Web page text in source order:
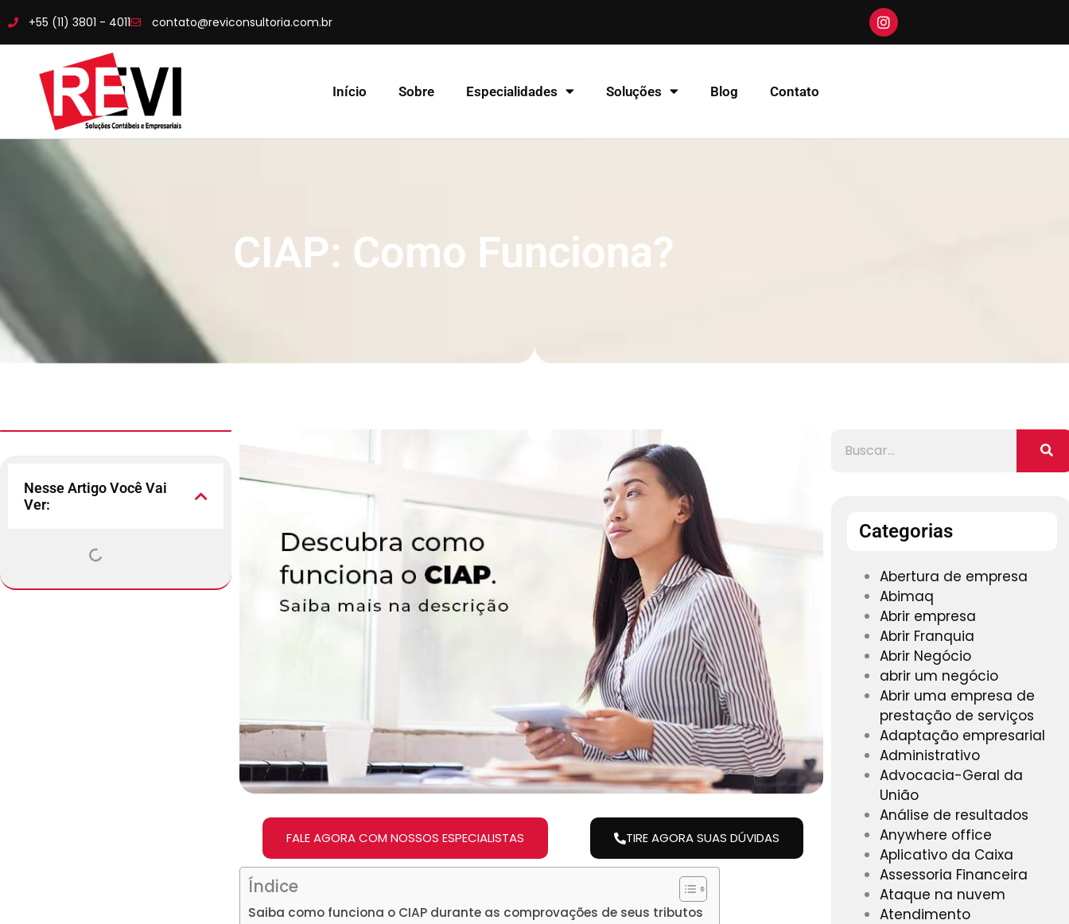
+55 (11) 3801 - 4011 contato@reviconsultoria.com.br
Início Sobre Especialidades Soluções Blog Contato
CIAP: Como Funciona?
Nesse Artigo Você Vai
Ver:
FALE AGORA COM NOSSOS ESPECIALISTAS TIRE AGORA SUAS DÚVIDAS
Índice
Saiba como funciona o CIAP durante as comprovações de seus tributos
Categorias
Abertura de empresa
Abimaq
Abrir empresa
Abrir Franquia
Abrir Negócio
abrir um negócio
Abrir uma empresa de
prestação de serviços
Adaptação empresarial
Administrativo
Advocacia-Geral da
União
Análise de resultados
Anywhere office
Aplicativo da Caixa
Assessoria Financeira
Ataque na nuvem
Atendimento